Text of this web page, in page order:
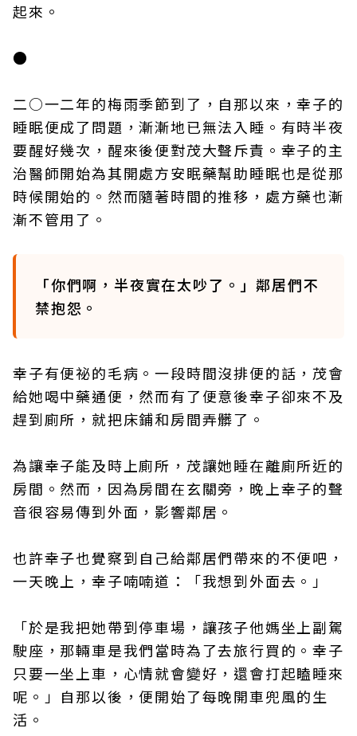
起來。
●
二○一二年的梅雨季節到了，自那以來，幸子的
睡眠便成了問題，漸漸地已無法入睡。有時半夜
要醒好幾次，醒來後便對茂大聲斥責。幸子的主
治醫師開始為其開處方安眠藥幫助睡眠也是從那
時候開始的。然而隨著時間的推移，處方藥也漸
漸不管用了。
「你們啊，半夜實在太吵了。」鄰居們不
禁抱怨。
幸子有便祕的毛病。一段時間沒排便的話，茂會
給她喝中藥通便，然而有了便意後幸子卻來不及
趕到廁所，就把床鋪和房間弄髒了。
為讓幸子能及時上廁所，茂讓她睡在離廁所近的
房間。然而，因為房間在玄關旁，晚上幸子的聲
音很容易傳到外面，影響鄰居。
也許幸子也覺察到自己給鄰居們帶來的不便吧，
一天晚上，幸子喃喃道：「我想到外面去。」
「於是我把她帶到停車場，讓孩子他媽坐上副駕
駛座，那輛車是我們當時為了去旅行買的。幸子
只要一坐上車，心情就會變好，還會打起瞌睡來
呢。」自那以後，便開始了每晚開車兜風的生
活。